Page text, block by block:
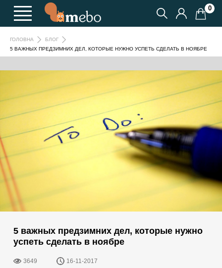
0
ГОЛОВНА
БЛОГ
5 ВАЖНЫХ ПРЕДЗИМНИХ ДЕЛ, КОТОРЫЕ НУЖНО УСПЕТЬ СДЕЛАТЬ В НОЯБРЕ
5 важных предзимних дел, которые нужно
успеть сделать в ноябре
3649 16-11-2017